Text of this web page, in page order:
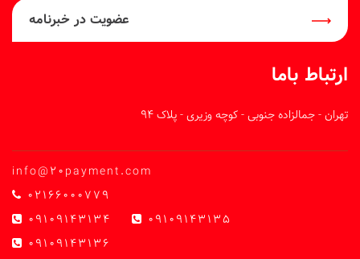
عضویت در خبرنامه
ارتباط باما
تهران - جمالزاده جنوبی - کوچه وزیری - پلاک 94
info@20payment.com
02166000779
09109143134
09109143135
09109143136